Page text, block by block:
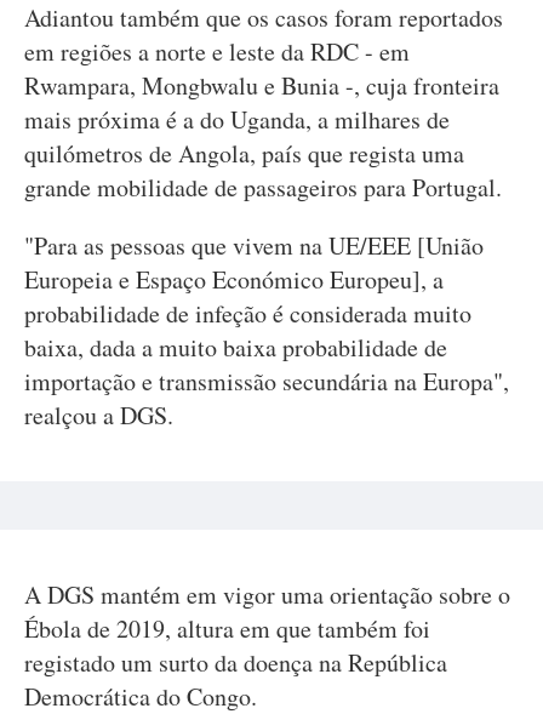
Adiantou também que os casos foram reportados
em regiões a norte e leste da RDC - em
Rwampara, Mongbwalu e Bunia -, cuja fronteira
mais próxima é a do Uganda, a milhares de
quilómetros de Angola, país que regista uma
grande mobilidade de passageiros para Portugal.
"Para as pessoas que vivem na UE/EEE [União
Europeia e Espaço Económico Europeu], a
probabilidade de infeção é considerada muito
baixa, dada a muito baixa probabilidade de
importação e transmissão secundária na Europa",
realçou a DGS.
A DGS mantém em vigor uma orientação sobre o
Ébola de 2019, altura em que também foi
registado um surto da doença na República
Democrática do Congo.